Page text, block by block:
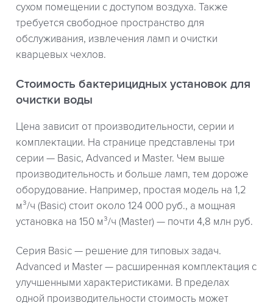
сухом помещении с доступом воздуха. Также
требуется свободное пространство для
обслуживания, извлечения ламп и очистки
кварцевых чехлов.
Стоимость бактерицидных установок для
очистки воды
Цена зависит от производительности, серии и
комплектации. На странице представлены три
серии — Basic, Advanced и Master. Чем выше
производительность и больше ламп, тем дороже
оборудование. Например, простая модель на 1,2
м³/ч (Basic) стоит около 124 000 руб., а мощная
установка на 150 м³/ч (Master) — почти 4,8 млн руб.
Серия Basic — решение для типовых задач.
Advanced и Master — расширенная комплектация с
улучшенными характеристиками. В пределах
одной производительности стоимость может